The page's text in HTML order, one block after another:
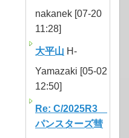
nakanek [07-20
11:28]
大平山 H-
Yamazaki [05-02
12:50]
Re: C/2025R3
パンスターズ彗